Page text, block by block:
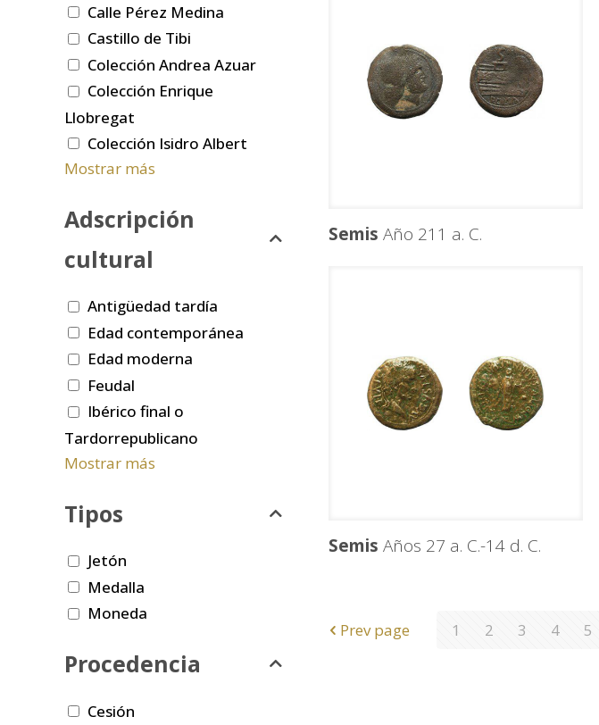
Semis Año 211 a. C.
Semis Años 27 a. C.-14 d. C.
Prev page 1 2 3 4 5
Calle Pérez Medina
Castillo de Tibi
Colección Andrea Azuar
Colección Enrique
Llobregat
Colección Isidro Albert
Mostrar más
Adscripción
cultural
Antigüedad tardía
Edad contemporánea
Edad moderna
Feudal
Ibérico final o
Tardorrepublicano
Mostrar más
Tipos
Jetón
Medalla
Moneda
Procedencia
Cesión